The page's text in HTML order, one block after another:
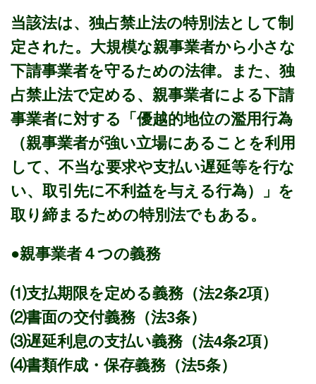
当該法は、独占禁止法の特別法として制
定された。大規模な親事業者から小さな
下請事業者を守るための法律。また、独
占禁止法で定める、親事業者による下請
事業者に対する「優越的地位の濫用行為
（親事業者が強い立場にあることを利用
して、不当な要求や支払い遅延等を行な
い、取引先に不利益を与える行為）」を
取り締まるための特別法でもある。
●親事業者４つの義務
⑴支払期限を定める義務（法2条2項）
⑵書面の交付義務（法3条）
⑶遅延利息の支払い義務（法4条2項）
⑷書類作成・保存義務（法5条）